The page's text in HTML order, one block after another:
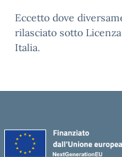
Eccetto dove
rilasciato sotto
Italia.